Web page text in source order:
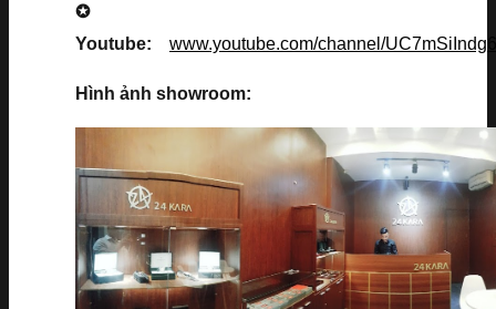
✪
Youtube: www.youtube.com/channel/
Hình ảnh showroom: